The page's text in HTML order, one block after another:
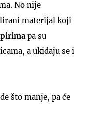
No nije
materijal koji
pa su
a ukidaju se i
što manje, pa će